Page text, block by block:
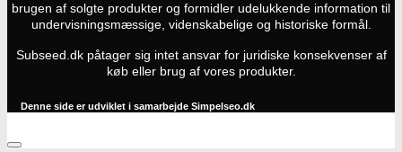
brugen af solgte produkter og formidler udelukkende information til
undervisningsmæssige, videnskabelige og historiske formål.
Subseed.dk påtager sig intet ansvar for juridiske konsekvenser af
køb eller brug af vores produkter.
Denne side er udviklet i samarbejde Simpelseo.dk